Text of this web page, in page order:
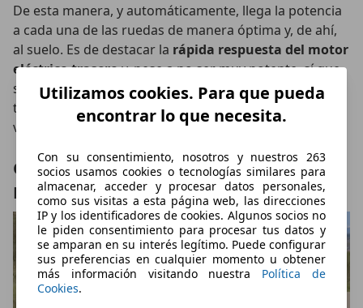
Utilizamos cookies. Para que pueda
encontrar lo que necesita.
Con su consentimiento, nosotros y nuestros 263
socios usamos cookies o tecnologías similares para
almacenar, acceder y procesar datos personales,
como sus visitas a esta página web, las direcciones
IP y los identificadores de cookies. Algunos socios no
le piden consentimiento para procesar tus datos y
se amparan en su interés legítimo. Puede configurar
sus preferencias en cualquier momento u obtener
más información visitando nuestra Política de
Cookies.
De esta manera, y automáticamente, llega la potencia
a cada una de las ruedas de manera óptima y, de ahí,
al suelo. Es de destacar la rápida respuesta del motor
eléctrico traseroy, pese a no ser muy potente, sí que
se nota su participación en la propulsión y te permite
tener mayor estabilidad en suelo deslizante cuando la
velocidad es elevada.
Cómo es el sistema híbrido del Toyota
Rav-4